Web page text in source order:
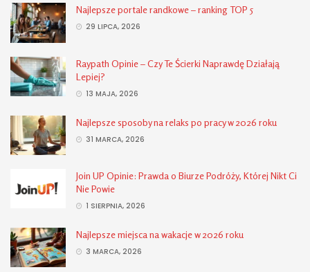
Najlepsze portale randkowe – ranking TOP 5
29 LIPCA, 2026
Raypath Opinie – Czy Te Ścierki Naprawdę Działają
Lepiej?
13 MAJA, 2026
Najlepsze sposoby na relaks po pracy w 2026 roku
31 MARCA, 2026
Join UP Opinie: Prawda o Biurze Podróży, Której Nikt Ci
Nie Powie
1 SIERPNIA, 2026
Najlepsze miejsca na wakacje w 2026 roku
3 MARCA, 2026